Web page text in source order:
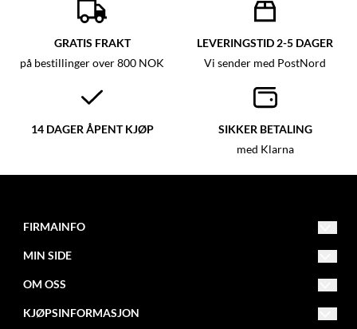
GRATIS FRAKT
på bestillinger over 800 NOK
LEVERINGSTID 2-5 DAGER
Vi sender med PostNord
14 DAGER ÅPENT KJØP SIKKER BETALING
med Klarna
FIRMAINFO
post@fitnessfactory.no
Org.nr. 950642041
Fitness Factory
MIN SIDE
Opprett konto
Logg inn
OM OSS
Om oss
KJØPSINFORMASJON